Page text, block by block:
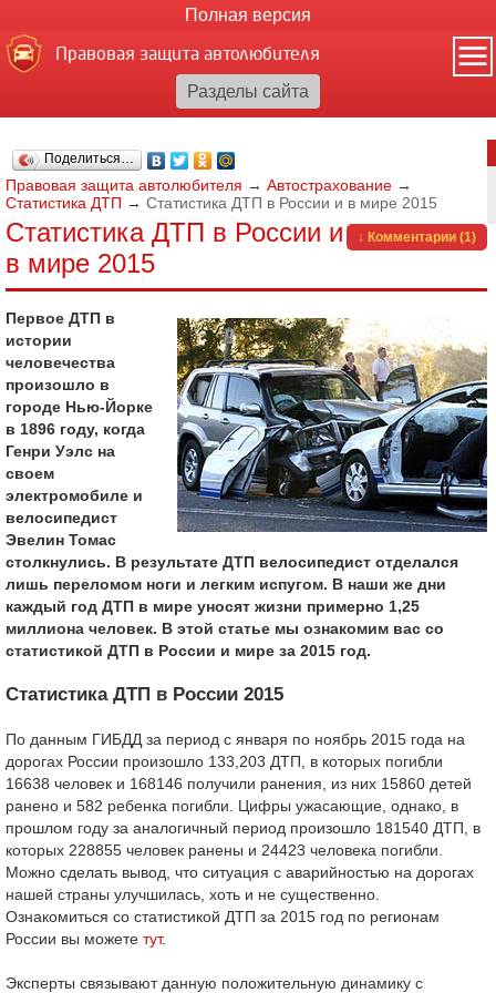
Полная версия
Правовая защита автолюбителя
Поделиться…
Правовая защита автолюбителя → Автострахование →
Статистика ДТП → Статистика ДТП в России и в мире 2015
↓ Комментарии (1)
Статистика ДТП в России и
в мире 2015
Первое ДТП в
истории
человечества
произошло в
городе Нью-Йорке
в 1896 году, когда
Генри Уэлс на
своем
электромобиле и
велосипедист
Эвелин Томас
столкнулись. В результате ДТП велосипедист отделался
лишь переломом ноги и легким испугом. В наши же дни
каждый год ДТП в мире уносят жизни примерно 1,25
миллиона человек. В этой статье мы ознакомим вас со
статистикой ДТП в России и мире за 2015 год.
Статистика ДТП в России 2015
По данным ГИБДД за период с января по ноябрь 2015 года на
дорогах России произошло 133,203 ДТП, в которых погибли
16638 человек и 168146 получили ранения, из них 15860 детей
ранено и 582 ребенка погибли. Цифры ужасающие, однако, в
прошлом году за аналогичный период произошло 181540 ДТП, в
которых 228855 человек ранены и 24423 человека погибли.
Можно сделать вывод, что ситуация с аварийностью на дорогах
нашей страны улучшилась, хоть и не существенно.
Ознакомиться со статистикой ДТП за 2015 год по регионам
России вы можете тут.
Эксперты связывают данную положительную динамику с